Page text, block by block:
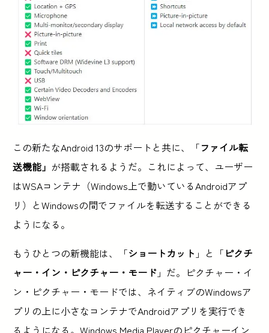
この新たなAndroid 13のサポートと共に、「ファイル転
送機能」 が搭載されるようだ。これによって、ユーザー
はWSAコンテナ（Windows上で動いているAndroidアプ
リ）とWindowsの間でファイルを転送することができる
ようになる。
もうひとつの新機能は、「ショートカット 」と「 ピクチ
ャー・イン・ピクチャー・モード 」だ。ピクチャー・イ
ン・ピクチャー・モードでは、ネイティブのWindowsア
プリの上に小さなコンテナでAndroidアプリを実行でき
るようになる。Windows Media Playerのピクチャーイン